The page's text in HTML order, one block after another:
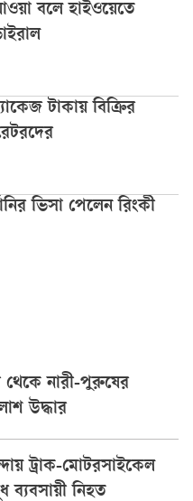
বলে হাইওয়েতে
টাকায় বিক্রির
ভিসা পেলেন রিংকী
থেকে নারী-পুরুষের
উদ্ধার
ট্রাক-মোটরসাইকেল
ব্যবসায়ী নিহত